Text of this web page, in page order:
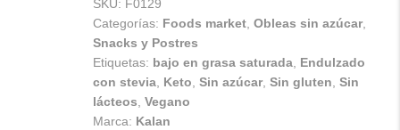
SKU: F0129
Categorías: Foods market Obleas sin azúcar,
Snacks y Postres
Etiquetas: bajo en grasa saturada Endulzado
con stevia Keto Sin azúcar, Sin gluten Sin
lácteos Vegano
Marca: Kalan